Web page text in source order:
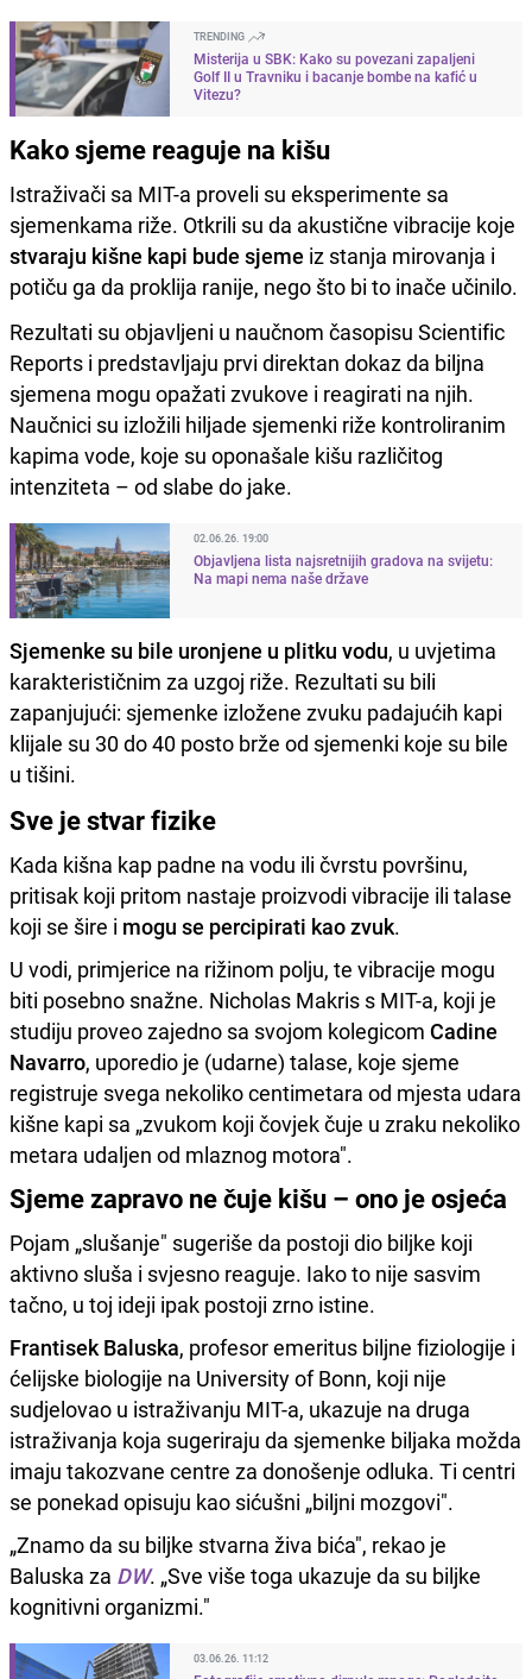
TRENDING
Misterija u SBK: Kako su povezani zapaljeni
Golf II u Travniku i bacanje bombe na kafić u
Vitezu?
Kako sjeme reaguje na kišu
Istraživači sa MIT-a proveli su eksperimente sa
sjemenkama riže. Otkrili su da akustične vibracije koje
stvaraju kišne kapi bude sjeme iz stanja mirovanja i
potiču ga da proklija ranije, nego što bi to inače učinilo.
Rezultati su objavljeni u naučnom časopisu Scientific
Reports i predstavljaju prvi direktan dokaz da biljna
sjemena mogu opažati zvukove i reagirati na njih.
Naučnici su izložili hiljade sjemenki riže kontroliranim
kapima vode, koje su oponašale kišu različitog
intenziteta – od slabe do jake.
02.06.26. 19:00
Objavljena lista najsretnijih gradova na svijetu:
Na mapi nema naše države
Sjemenke su bile uronjene u plitku vodu, u uvjetima
karakterističnim za uzgoj riže. Rezultati su bili
zapanjujući: sjemenke izložene zvuku padajućih kapi
klijale su 30 do 40 posto brže od sjemenki koje su bile
u tišini.
Sve je stvar fizike
Kada kišna kap padne na vodu ili čvrstu površinu,
pritisak koji pritom nastaje proizvodi vibracije ili talase
koji se šire i mogu se percipirati kao zvuk.
U vodi, primjerice na rižinom polju, te vibracije mogu
biti posebno snažne. Nicholas Makris s MIT-a, koji je
studiju proveo zajedno sa svojom kolegicom Cadine
Navarro, uporedio je (udarne) talase, koje sjeme
registruje svega nekoliko centimetara od mjesta udara
kišne kapi sa „zvukom koji čovjek čuje u zraku nekoliko
metara udaljen od mlaznog motora".
Sjeme zapravo ne čuje kišu – ono je osjeća
Pojam „slušanje" sugeriše da postoji dio biljke koji
aktivno sluša i svjesno reaguje. Iako to nije sasvim
tačno, u toj ideji ipak postoji zrno istine.
Frantisek Baluska, profesor emeritus biljne fiziologije i
ćelijske biologije na University of Bonn, koji nije
sudjelovao u istraživanju MIT-a, ukazuje na druga
istraživanja koja sugeriraju da sjemenke biljaka možda
imaju takozvane centre za donošenje odluka. Ti centri
se ponekad opisuju kao sićušni „biljni mozgovi".
„Znamo da su biljke stvarna živa bića", rekao je
Baluska za DW. „Sve više toga ukazuje da su biljke
kognitivni organizmi."
03.06.26. 11:12